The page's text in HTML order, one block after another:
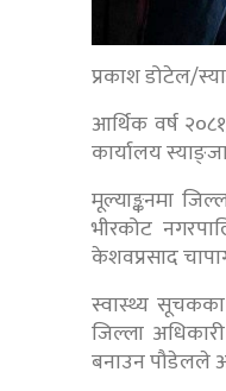
प्रकाश डोटेल/
आर्थिक वर्ष
कार्यालय
मूल्याङ्कनमा
भीरकोट
केशवप्रसाद
स्वास्थ्य सूचकका
जिल्ला
बनाउन पौडेलले